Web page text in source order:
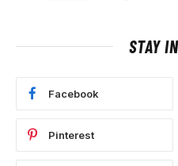
STAY
Facebook
Pinterest